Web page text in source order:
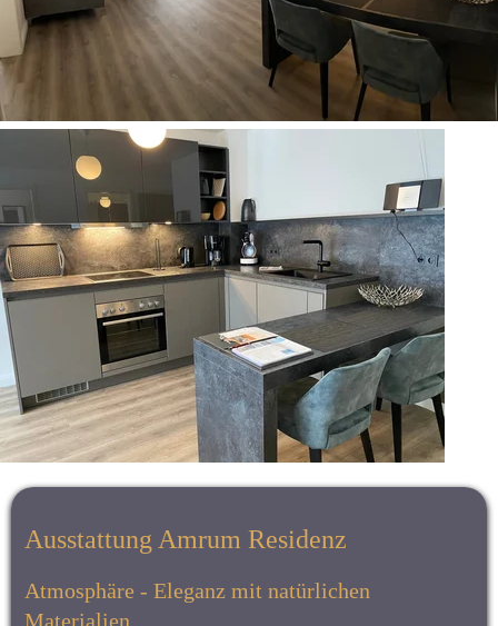
Ausstattung Amrum Residenz
Atmosphäre - Eleganz mit natürlichen
Materialien